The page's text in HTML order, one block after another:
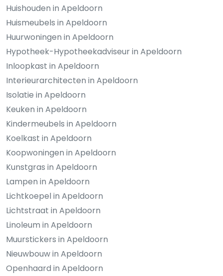
Huishouden in Apeldoorn
Huismeubels in Apeldoorn
Huurwoningen in Apeldoorn
Hypotheek-Hypotheekadviseur in Apeldoorn
Inloopkast in Apeldoorn
Interieurarchitecten in Apeldoorn
Isolatie in Apeldoorn
Keuken in Apeldoorn
Kindermeubels in Apeldoorn
Koelkast in Apeldoorn
Koopwoningen in Apeldoorn
Kunstgras in Apeldoorn
Lampen in Apeldoorn
Lichtkoepel in Apeldoorn
Lichtstraat in Apeldoorn
Linoleum in Apeldoorn
Muurstickers in Apeldoorn
Nieuwbouw in Apeldoorn
Openhaard in Apeldoorn